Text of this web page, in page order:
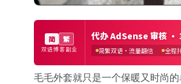
毛毛外套就只是一个保暖又时尚